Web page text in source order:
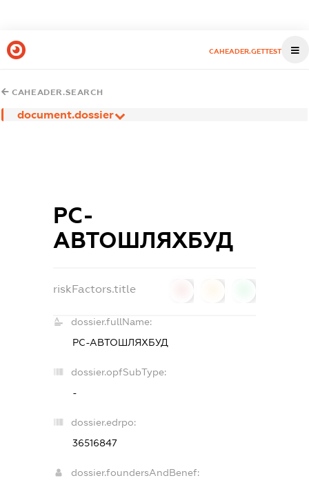
CAHEADER.GETTEST
CAHEADER.SEARCH
document.dossier
РС-
АВТОШЛЯХБУД
riskFactors.title
dossier.fullName:
РС-АВТОШЛЯХБУД
dossier.opfSubType:
-
dossier.edrpo:
36516847
dossier.foundersAndBenef: